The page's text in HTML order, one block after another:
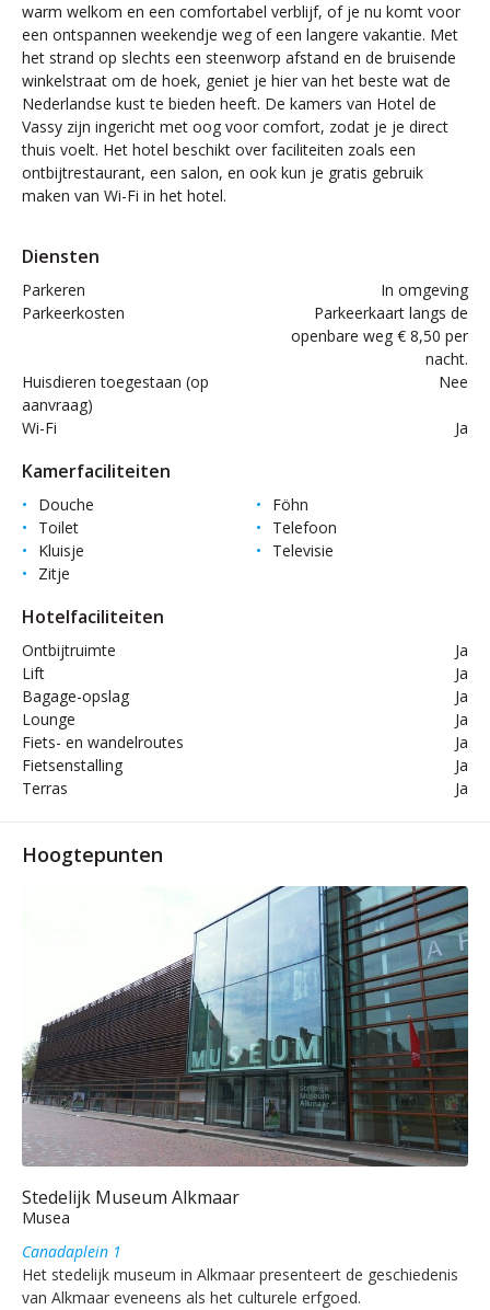
warm welkom en een comfortabel verblijf, of je nu komt voor
een ontspannen weekendje weg of een langere vakantie. Met
het strand op slechts een steenworp afstand en de bruisende
winkelstraat om de hoek, geniet je hier van het beste wat de
Nederlandse kust te bieden heeft. De kamers van Hotel de
Vassy zijn ingericht met oog voor comfort, zodat je je direct
thuis voelt. Het hotel beschikt over faciliteiten zoals een
ontbijtrestaurant, een salon, en ook kun je gratis gebruik
maken van Wi-Fi in het hotel.
Diensten
Parkeren
In omgeving
Parkeerkosten
Parkeerkaart langs de
openbare weg € 8,50 per
nacht.
Huisdieren toegestaan (op
aanvraag)
Nee
Wi-Fi Ja
Kamerfaciliteiten
Douche
Föhn
Toilet
Telefoon
Kluisje
Televisie
Zitje
Hotelfaciliteiten
Ontbijtruimte
Ja
Lift
Ja
Bagage-opslag
Ja
Lounge
Ja
Fiets- en wandelroutes
Ja
Fietsenstalling
Ja
Terras
Ja
Hoogtepunten
Stedelijk Museum Alkmaar
Musea
Canadaplein 1
Het stedelijk museum in Alkmaar presenteert de geschiedenis
van Alkmaar eveneens als het culturele erfgoed.